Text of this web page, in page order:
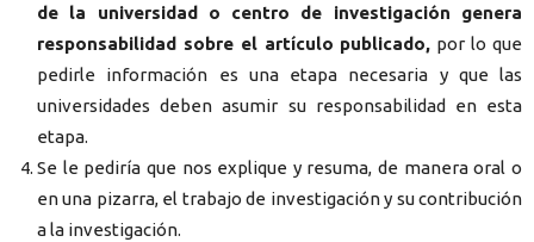
de la universidad o centro de investigación genera
responsabilidad sobre el artículo publicado, por lo que
pedirle información es una etapa necesaria y que las
universidades deben asumir su responsabilidad en esta
etapa.
Se le pediría que nos explique y resuma, de manera oral o
en una pizarra, el trabajo de investigación y su contribución
a la investigación.